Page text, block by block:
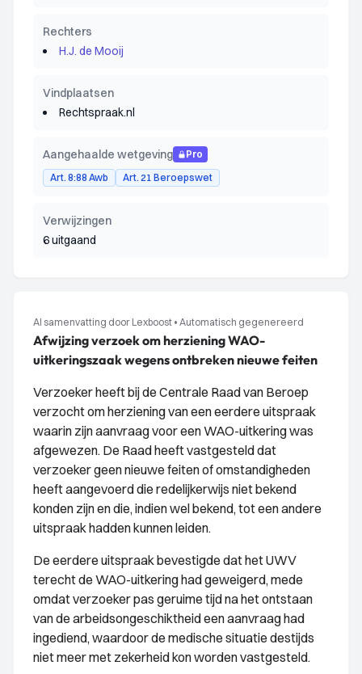
Rechters
H.J. de Mooij
Vindplaatsen
Rechtspraak.nl
Aangehaalde wetgeving
Pro
Art. 8:88 Awb
Art. 21 Beroepswet
Verwijzingen
6 uitgaand
AI samenvatting door Lexboost • Automatisch gegenereerd
Afwijzing verzoek om herziening WAO-
uitkeringszaak wegens ontbreken nieuwe feiten
Verzoeker heeft bij de Centrale Raad van Beroep
verzocht om herziening van een eerdere uitspraak
waarin zijn aanvraag voor een WAO-uitkering was
afgewezen. De Raad heeft vastgesteld dat
verzoeker geen nieuwe feiten of omstandigheden
heeft aangevoerd die redelijkerwijs niet bekend
konden zijn en die, indien wel bekend, tot een andere
uitspraak hadden kunnen leiden.
De eerdere uitspraak bevestigde dat het UWV
terecht de WAO-uitkering had geweigerd, mede
omdat verzoeker pas geruime tijd na het ontstaan
van de arbeidsongeschiktheid een aanvraag had
ingediend, waardoor de medische situatie destijds
niet meer met zekerheid kon worden vastgesteld.